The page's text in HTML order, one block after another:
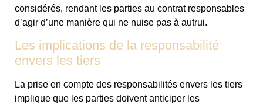
considérés, rendant les parties au contrat responsables
d’agir d’une manière qui ne nuise pas à autrui.
Les implications de la responsabilité
envers les tiers
La prise en compte des responsabilités envers les tiers
implique que les parties doivent anticiper les